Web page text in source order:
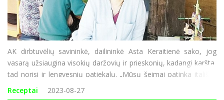
AK dirbtuvėlių savininkė, dailininkė Asta Keraitienė sako, jog
vasarą užsiaugina visokių daržovių ir prieskonių, kadangi karšta,
tad norisi ir lengvesnių patiekalų. „Mūsų šeimai patinka itališka
virtuvė, o šį receptą radau internete. Šiemet užsiauginau bakla
Receptai 2023-08-27